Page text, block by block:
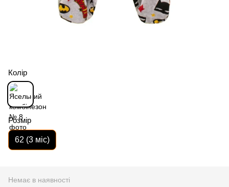
Колір
Розмір
62 (3 міс)
Немає в наявності